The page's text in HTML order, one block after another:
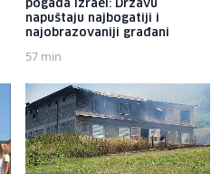
pogađa Izrael: Državu
napuštaju najbogatiji i
najobrazovaniji građani
57 min